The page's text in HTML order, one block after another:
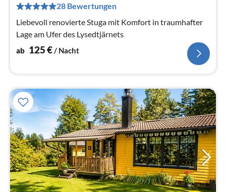
28 Bewertungen
Liebevoll renovierte Stuga mit Komfort in traumhafter
Lage am Ufer des Lysedtjärnets
ab 125€ / Nacht